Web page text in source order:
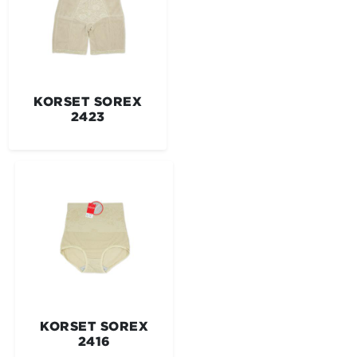
KORSET SOREX
2423
KORSET SOREX
2416